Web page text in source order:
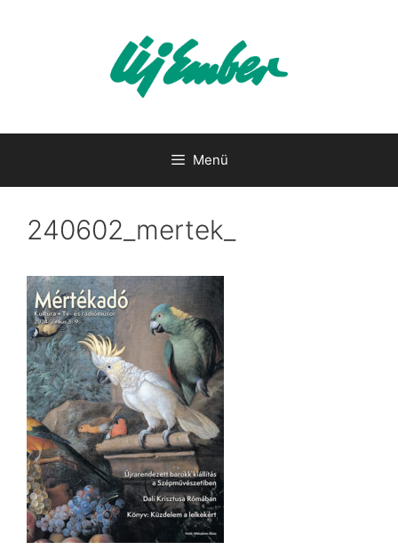
Menü
240602_mertek_